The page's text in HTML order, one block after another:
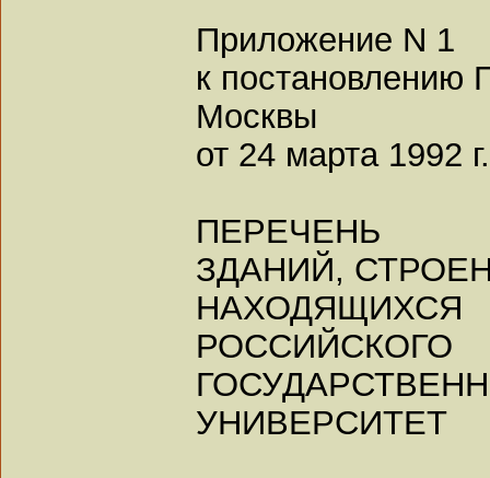
Приложение N 1
к постановлению
Москвы
от 24 марта 1992
ПЕРЕЧЕНЬ
ЗДАНИЙ,
РОССИЙСКОГО
УНИВЕРСИТЕТ